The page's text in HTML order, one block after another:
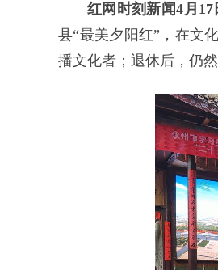
红网时刻新闻4月17
县“最美夕阳红”，在文
播文化者；退休后，仍